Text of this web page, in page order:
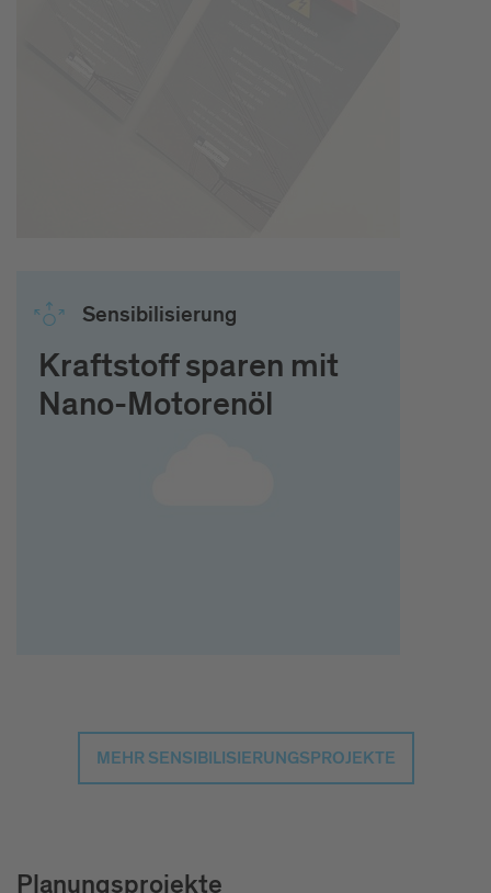
Sen­si­bi­li­sie­rung
Kraftstoff sparen mit
Nano-Motorenöl
MEHR SENSIBILISIERUNGSPROJEKTE
Planungsprojekte